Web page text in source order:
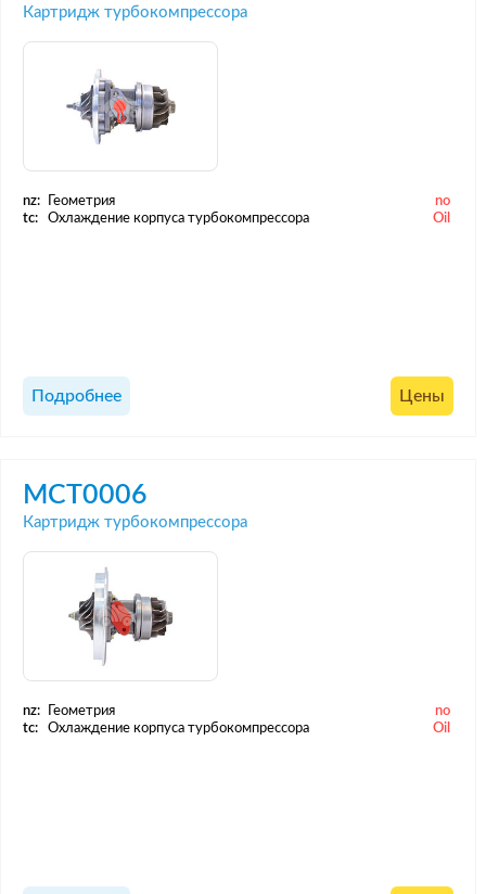
Картридж турбокомпрессора
nz: Геометрия
no
tc:
Охлаждение корпуса турбокомпрессора Oil
Подробнее Цены
MCT0006
Картридж турбокомпрессора
nz: Геометрия
no
tc:
Охлаждение корпуса турбокомпрессора Oil